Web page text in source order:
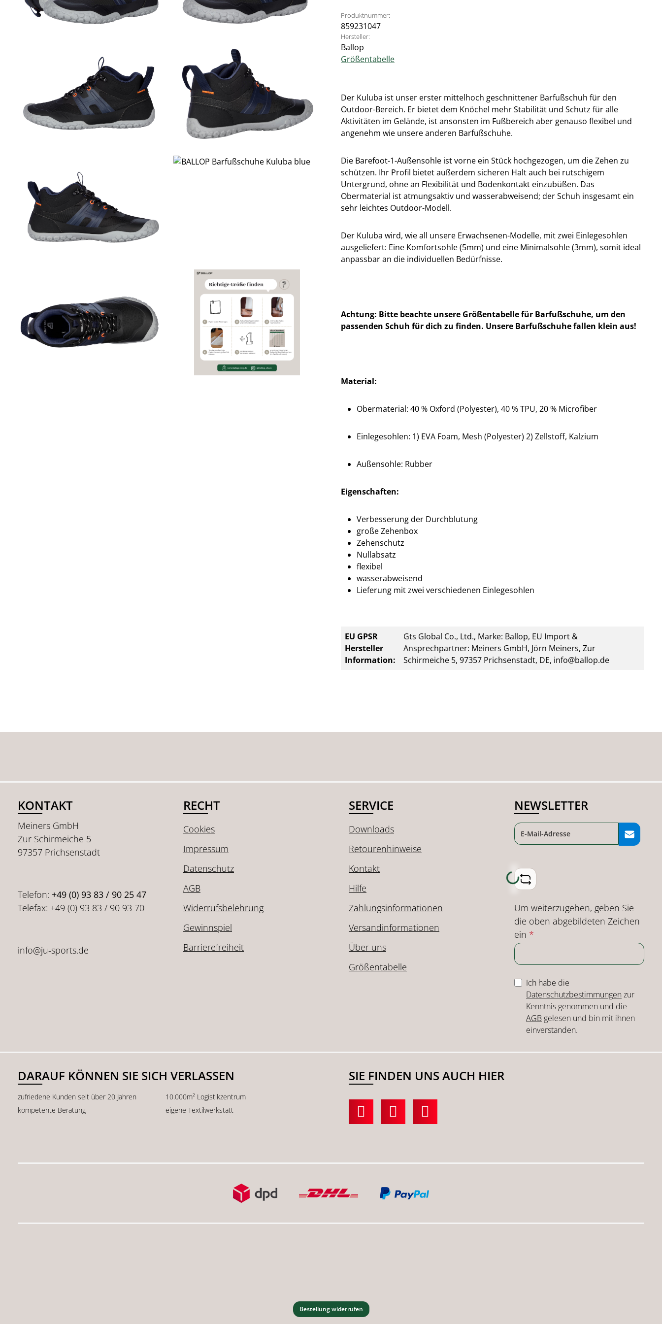
Produktnummer:
859231047
Hersteller:
Ballop
Größentabelle
Der Kuluba ist unser erster mittelhoch geschnittener Barfußschuh für den
Outdoor-Bereich. Er bietet dem Knöchel mehr Stabilität und Schutz für alle
Aktivitäten im Gelände, ist ansonsten im Fußbereich aber genauso flexibel und
angenehm wie unsere anderen Barfußschuhe.
Die Barefoot-1-Außensohle ist vorne ein Stück hochgezogen, um die Zehen zu
schützen. Ihr Profil bietet außerdem sicheren Halt auch bei rutschigem
Untergrund, ohne an Flexibilität und Bodenkontakt einzubüßen. Das
Obermaterial ist atmungsaktiv und wasserabweisend; der Schuh insgesamt ein
sehr leichtes Outdoor-Modell.
Der Kuluba wird, wie all unsere Erwachsenen-Modelle, mit zwei Einlegesohlen
ausgeliefert: Eine Komfortsohle (5mm) und eine Minimalsohle (3mm), somit ideal
anpassbar an die individuellen Bedürfnisse.
Achtung: Bitte beachte unsere Größentabelle für Barfußschuhe, um den
passenden Schuh für dich zu finden. Unsere Barfußschuhe fallen klein aus!
Material:
Obermaterial: 40 % Oxford (Polyester), 40 % TPU, 20 % Microfiber
Einlegesohlen: 1) EVA Foam, Mesh (Polyester) 2) Zellstoff, Kalzium
Außensohle: Rubber
Eigenschaften:
Verbesserung der Durchblutung
große Zehenbox
Zehenschutz
Nullabsatz
flexibel
wasserabweisend
Lieferung mit zwei verschiedenen Einlegesohlen
EU GPSR
Hersteller
Information:
Gts Global Co., Ltd., Marke: Ballop, EU Import &
Ansprechpartner: Meiners GmbH, Jörn Meiners, Zur
Schirmeiche 5, 97357 Prichsenstadt, DE, info@ballop.de
KONTAKT
Meiners GmbH
Zur Schirmeiche 5
97357 Prichsenstadt
Telefon: +49 (0) 93 83 / 90 25 47
Telefax: +49 (0) 93 83 / 90 93 70
info@ju-sports.de
RECHT
Cookies
Impressum
Datenschutz
AGB
Widerrufsbelehrung
Gewinnspiel
Barrierefreiheit
SERVICE
Downloads
Retourenhinweise
Kontakt
Hilfe
Zahlungsinformationen
Versandinformationen
Über uns
Größentabelle
NEWSLETTER
Loading...
Um weiterzugehen, geben Sie
die oben abgebildeten Zeichen
ein *
Ich habe die
Datenschutzbestimmungenzur
Kenntnis genommen und die
AGB gelesen und bin mit ihnen
einverstanden.
DARAUF KÖNNEN SIE SICH VERLASSEN
zufriedene Kunden seit über 20 Jahren
10.000m² Logistikzentrum
kompetente Beratung
eigene Textilwerkstatt
SIE FINDEN UNS AUCH HIER
Bestellung widerrufen